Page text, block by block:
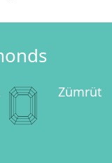
Zümrüt